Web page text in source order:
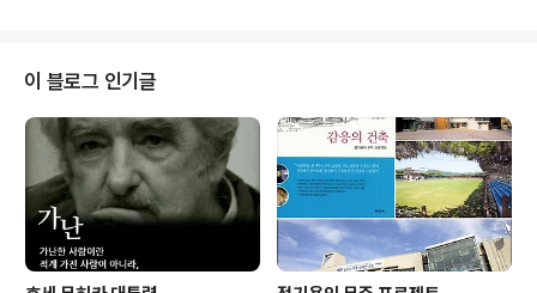
도 창조포럼과 심포지움을 통하여 여론을 수렴한 다음, 세
계의 환경수도가 되기 위한 기본이념을 수립하였으며 시민
환경행동 10원칙을 발표하였다. 키타큐슈 시청의 환경국
에는 환경경제부, 환경산업정책실, 환경국제협력실 그리고
환경정책부 환경수도추진실 등의 부서가 있다. 그 외에 민
관이 참여하는 지속가능 교육을 위한 키타큐슈ESD협의..
이 블로그 인기글